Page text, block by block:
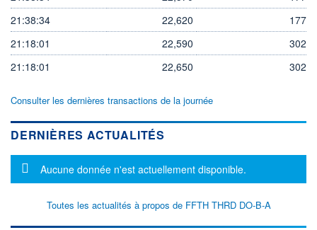
21:38:34
22,620
177
21:18:01
22,590
302
21:18:01
22,650 302
Consulter les dernières transactions de la journée
DERNIÈRES ACTUALITÉS
Message d'information
Aucune donnée n'est actuellement disponible.
Toutes les actualités à propos de FFTH THRD DO-B-A